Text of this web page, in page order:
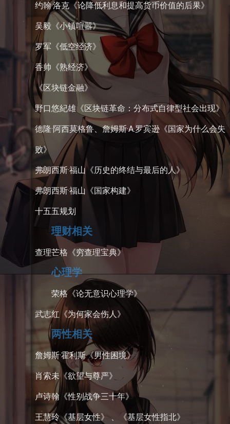
约翰·洛克《论降低利息和提高货币价值的后果》
吴毅《小镇喧嚣》
罗军《低空经济》
香帅《熟经济》
《区块链金融》
野口悠紀雄《区块链革命：分布式自律型社会出现》
德隆·阿西莫格鲁、詹姆斯·A.罗宾逊《国家为什么会失
败》
弗朗西斯·福山《历史的终结与最后的人》
弗朗西斯·福山《国家构建》
十五五规划
理财相关
查理芒格《穷查理宝典》
心理学
荣格《论无意识心理学》
武志红《为何家会伤人》
两性相关
詹姆斯·霍利斯《男性困境》
肖索未《欲望与尊严》
卢诗翰《性别战争三十年》
王慧玲《基层女性》 、《基层女性指北》